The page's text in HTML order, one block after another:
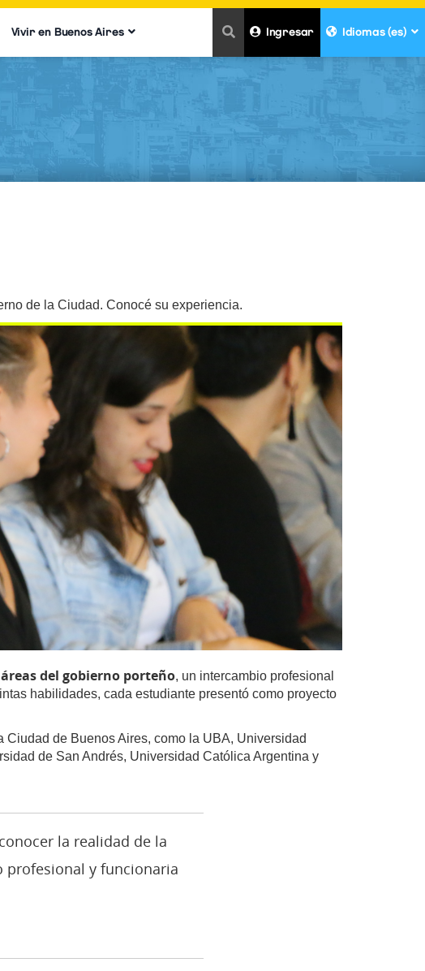
Vivir en Buenos Aires Ingresar Idiomas (es)
de la Ciudad. Conocé su experiencia.
áreas del gobierno porteño, un intercambio profesional
habilidades, cada estudiante presentó como proyecto
de Buenos Aires, como la UBA, Universidad
de San Andrés, Universidad Católica Argentina y
la realidad de la
profesional y funcionaria